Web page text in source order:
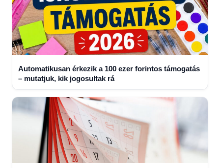
Automatikusan érkezik a 100 ezer forintos támogatás
– mutatjuk, kik jogosultak rá